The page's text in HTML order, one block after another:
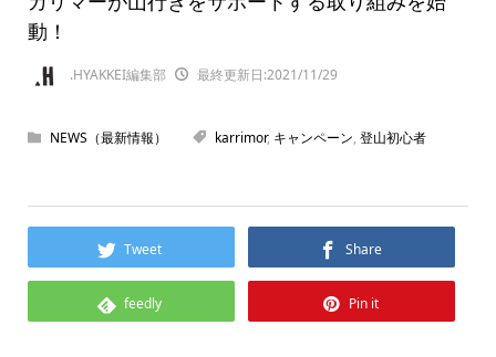
動！
.HYAKKEI編集部 最終更新日:2021/11/29
NEWS（最新情報） karrimor, キャンペーン, 登山初心者
Tweet Share
feedly Pin it